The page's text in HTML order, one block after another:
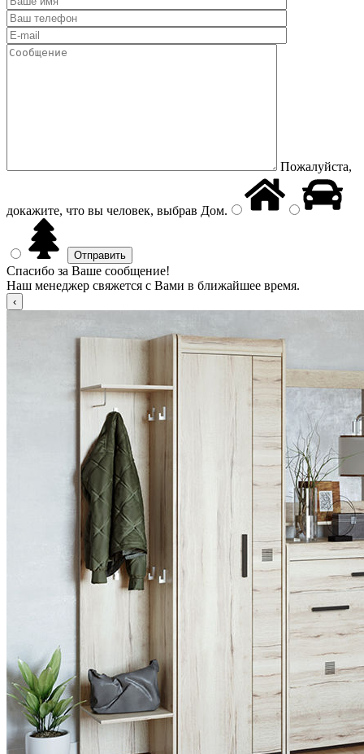
Пожалуйста,
докажите, что вы человек, выбрав Дом.
Спасибо за Ваше сообщение!
Наш менеджер свяжется с Вами в ближайшее время.